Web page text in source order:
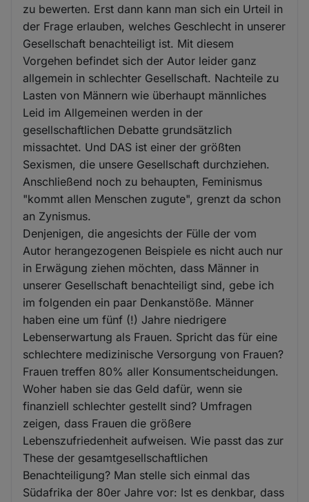
zu bewerten. Erst dann kann man sich ein Urteil in
der Frage erlauben, welches Geschlecht in unserer
Gesellschaft benachteiligt ist. Mit diesem
Vorgehen befindet sich der Autor leider ganz
allgemein in schlechter Gesellschaft. Nachteile zu
Lasten von Männern wie überhaupt männliches
Leid im Allgemeinen werden in der
gesellschaftlichen Debatte grundsätzlich
missachtet. Und DAS ist einer der größten
Sexismen, die unsere Gesellschaft durchziehen.
Anschließend noch zu behaupten, Feminismus
"kommt allen Menschen zugute", grenzt da schon
an Zynismus.
Denjenigen, die angesichts der Fülle der vom
Autor herangezogenen Beispiele es nicht auch nur
in Erwägung ziehen möchten, dass Männer in
unserer Gesellschaft benachteiligt sind, gebe ich
im folgenden ein paar Denkanstöße. Männer
haben eine um fünf (!) Jahre niedrigere
Lebenserwartung als Frauen. Spricht das für eine
schlechtere medizinische Versorgung von Frauen?
Frauen treffen 80% aller Konsumentscheidungen.
Woher haben sie das Geld dafür, wenn sie
finanziell schlechter gestellt sind? Umfragen
zeigen, dass Frauen die größere
Lebenszufriedenheit aufweisen. Wie passt das zur
These der gesamtgesellschaftlichen
Benachteiligung? Man stelle sich einmal das
Südafrika der 80er Jahre vor: Ist es denkbar, dass